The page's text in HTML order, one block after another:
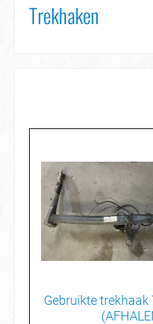
Trekhaken
Gebruikte